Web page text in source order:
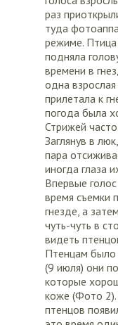
раз
туда
режиме. Птица
подняла
времени в
одна
прилетала к
погода была
Стрижей
Заглянув в
пара
иногда глаза
Впервые
время съемки
гнезде, а
чуть-чуть в
видеть
Птенцам
(9 июля) они
которые
коже (Фото
птенцов